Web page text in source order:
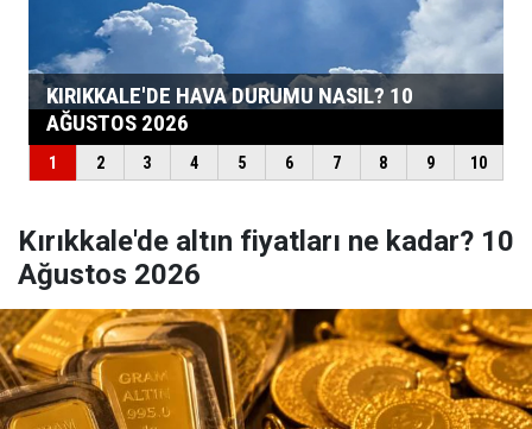
Kırıkkale'de altın fiyatları ne kadar? 10
Ağustos 2026